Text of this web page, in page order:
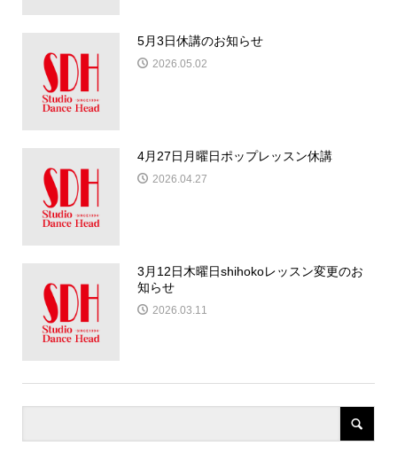
5月3日休講のお知らせ
2026.05.02
4月27日月曜日ポップレッスン休講
2026.04.27
3月12日木曜日shihokoレッスン変更のお
知らせ
2026.03.11